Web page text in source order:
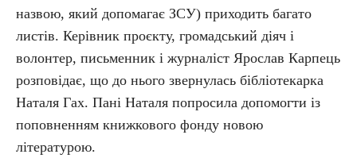
назвою, який допомагає ЗСУ) приходить багато
листів. Керівник проєкту, громадський діяч і
волонтер, письменник і журналіст Ярослав Карпець
розповідає, що до нього звернулась бібліотекарка
Наталя Гах. Пані Наталя попросила допомогти із
поповненням книжкового фонду новою
літературою.